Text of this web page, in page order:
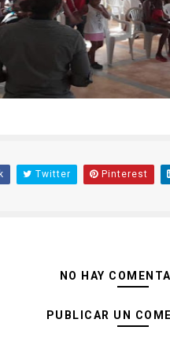
Twitter Pinterest
NO HAY
PUBLICAR UN